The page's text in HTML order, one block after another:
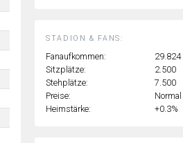
STADION & FANS:
Fanaufkommen:
29.824
Sitzplätze:
2.500
Stehplätze:
7.500
Preise:
Normal
Heimstärke:
+0.3%